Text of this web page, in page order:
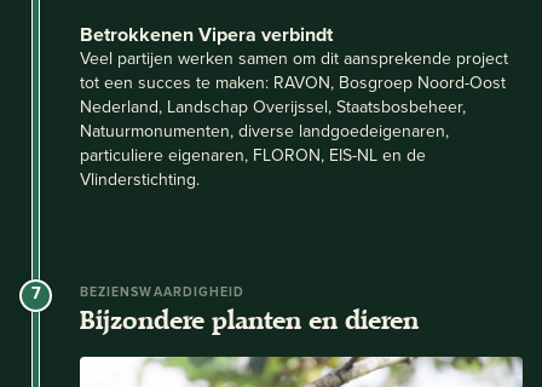
Betrokkenen Vipera verbindt
Veel partijen werken samen om dit aansprekende project
tot een succes te maken: RAVON, Bosgroep Noord-Oost
Nederland, Landschap Overijssel, Staatsbosbeheer,
Natuurmonumenten, diverse landgoedeigenaren,
particuliere eigenaren, FLORON, EIS-NL en de
Vlinderstichting.
7 BEZIENSWAARDIGHEID
Bijzondere planten en dieren